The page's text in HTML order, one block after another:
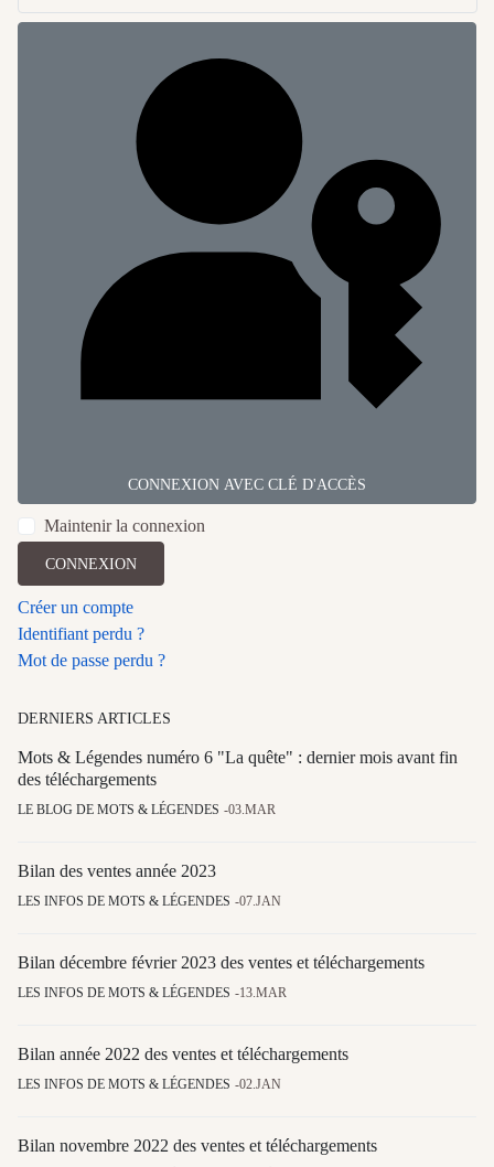
CONNEXION AVEC CLÉ D'ACCÈS
Maintenir la connexion
CONNEXION
Créer un compte
Identifiant perdu ?
Mot de passe perdu ?
DERNIERS ARTICLES
Mots & Légendes numéro 6 "La quête" : dernier mois avant fin
des téléchargements
LE BLOG DE MOTS & LÉGENDES 03.MAR
Bilan des ventes année 2023
LES INFOS DE MOTS & LÉGENDES 07.JAN
Bilan décembre février 2023 des ventes et téléchargements
LES INFOS DE MOTS & LÉGENDES 13.MAR
Bilan année 2022 des ventes et téléchargements
LES INFOS DE MOTS & LÉGENDES 02.JAN
Bilan novembre 2022 des ventes et téléchargements